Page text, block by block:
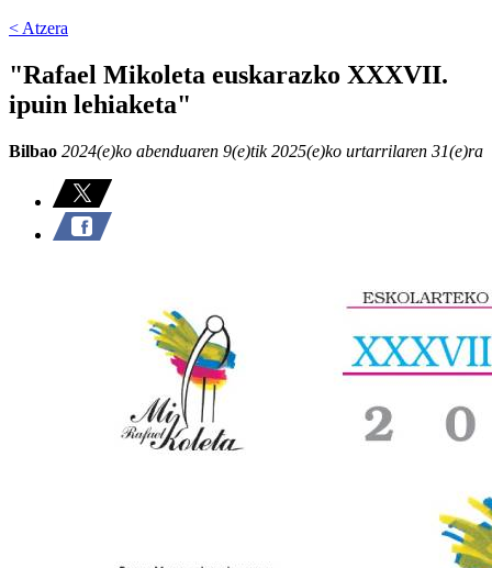
< Atzera
"Rafael Mikoleta euskarazko XXXVII.
ipuin lehiaketa"
Bilbao 2024(e)ko abenduaren 9(e)tik 2025(e)ko urtarrilaren 31(e)ra